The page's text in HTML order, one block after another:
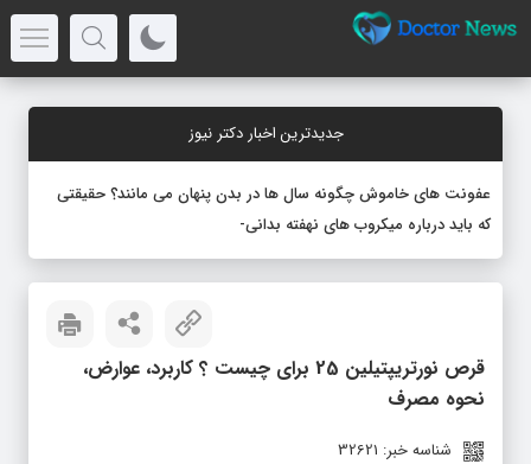
جدیدترین اخبار دکتر نیوز
عفونت های خاموش چگونه سال ها در بدن پنهان می مانند؟ حقیقتی
که باید درباره میکروب های نهفته بدانید
قرص نورتریپتیلین 25 برای چیست ؟ کاربرد، عوارض،
نحوه مصرف
شناسه خبر: 32621